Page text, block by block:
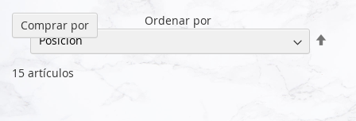
15 artículos
Ordenar por
Comprar por